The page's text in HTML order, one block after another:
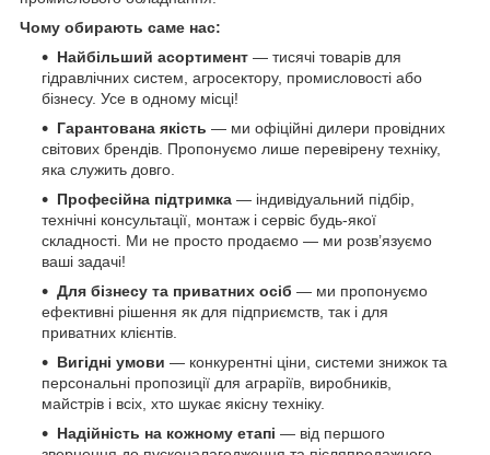
Чому обирають саме нас:
Найбільший асортимент — тисячі товарів для
гідравлічних систем, агросектору, промисловості або
бізнесу. Усе в одному місці!
Гарантована якість — ми офіційні дилери провідних
світових брендів. Пропонуємо лише перевірену техніку,
яка служить довго.
Професійна підтримка — індивідуальний підбір,
технічні консультації, монтаж і сервіс будь-якої
складності. Ми не просто продаємо — ми розв’язуємо
ваші задачі!
Для бізнесу та приватних осіб — ми пропонуємо
ефективні рішення як для підприємств, так і для
приватних клієнтів.
Вигідні умови — конкурентні ціни, системи знижок та
персональні пропозиції для аграріїв, виробників,
майстрів і всіх, хто шукає якісну техніку.
Надійність на кожному етапі — від першого